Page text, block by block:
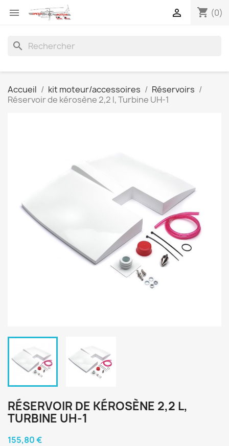
 shopping_cart (0)

search
Accueil kit moteur/accessoires
Réservoirs
Réservoir de kérosène 2,2 l, Turbine UH-1
RÉSERVOIR DE KÉROSÈNE 2,2 L,
TURBINE UH-1
155,80 €